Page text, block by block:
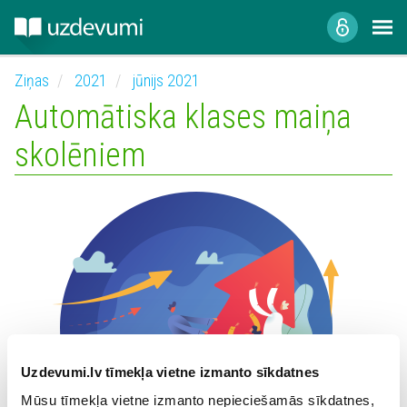
Uzdevumi.lv tīmekļa vietne izmanto sīkdatnes
Mūsu tīmekļa vietne izmanto nepieciešamās sīkdatnes,
Ziņas 2021 jūnijs 2021
Automātiska klases maiņa
skolēniem